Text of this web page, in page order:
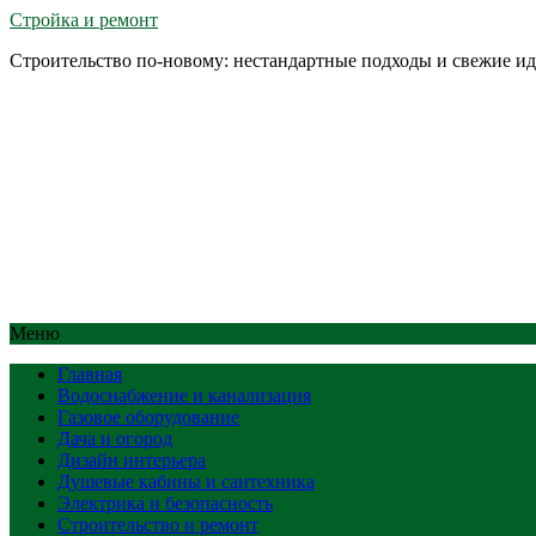
Стройка и ремонт
Строительство по-новому: нестандартные подходы и свежие
Меню
Главная
Водоснабжение и канализация
Газовое оборудование
Дача и огород
Дизайн интерьера
Душевые кабины и сантехника
Электрика и безопасность
Строительство и ремонт